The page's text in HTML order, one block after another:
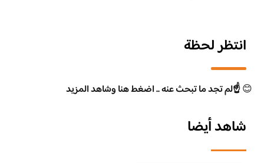
انتظر لحظة
😊☝️لم تجد ما تبحث عنه .. اضغط هنا وشاهد المزيد
شاهد أيضا